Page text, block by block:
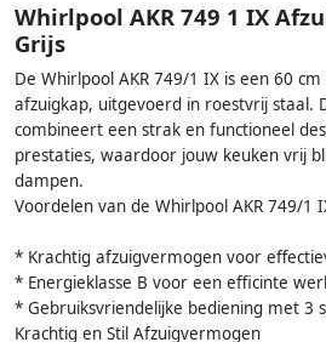
Whirlpool AKR 749 1 IX
Grijs
De Whirlpool AKR 749/1 IX is een 60
afzuigkap, uitgevoerd in roestvrij staal.
combineert een strak en functioneel
prestaties, waardoor jouw keuken vrij
dampen.
Voordelen van de Whirlpool AKR 749/1
* Krachtig afzuigvermogen voor
* Energieklasse B voor een efficinte
* Gebruiksvriendelijke bediening met 3
Krachtig en Stil Afzuigvermogen